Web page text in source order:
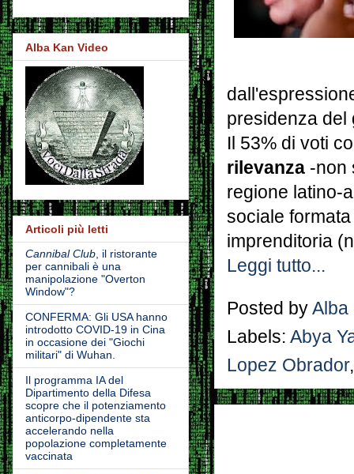
presidenza del
Il 53% di voti
rilevanza -non
regione latino-
sociale
imprenditoria
Leggi tutto...
Posted by Alba
Labels: Abya
Lopez Obrador
Alba Kan Video
Articoli più letti
Cannibal Club, il ristorante
per cannibali è una
manipolazione "Overton
Window"?
CONFERMA: Gli USA hanno
introdotto COVID-19 in Cina
in occasione dei "Giochi
militari" di Wuhan.
Il programma IA del
Dipartimento della Difesa
scopre che il potenziamento
anticorpo-dipendente sta
accelerando nella
popolazione completamente
vaccinata